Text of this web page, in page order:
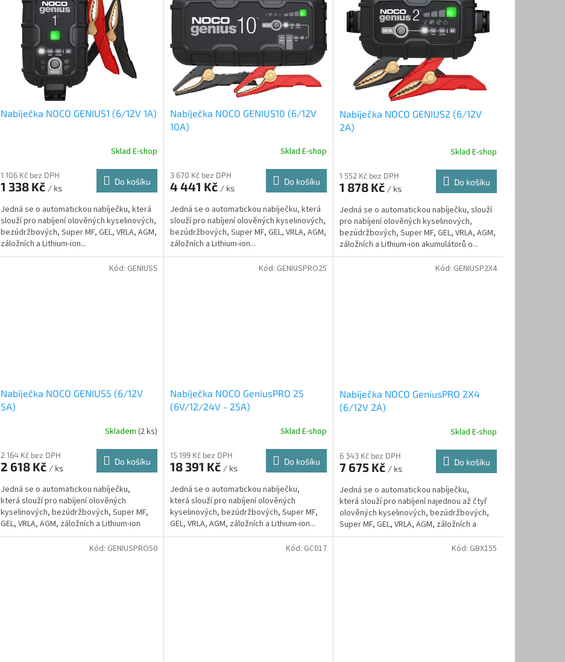
Nabíječka NOCO GENIUS1 (6/12V 1A)
Sklad E-shop
1 106 Kč bez DPH
1 338 Kč / ks
Do košíku
Jedná se o automatickou nabíječku, která
slouží pro nabíjení olověných kyselinových,
bezúdržbových, Super MF, GEL, VRLA, AGM,
záložních a Lithium-ion...
Nabíječka NOCO GENIUS10 (6/12V
10A)
Sklad E-shop
3 670 Kč bez DPH
4 441 Kč / ks
Do košíku
Jedná se o automatickou nabíječku, která
slouží pro nabíjení olověných kyselinových,
bezúdržbových, Super MF, GEL, VRLA, AGM,
záložních a Lithium-ion...
Nabíječka NOCO GENIUS2 (6/12V
2A)
Sklad E-shop
1 552 Kč bez DPH
1 878 Kč / ks
Do košíku
Jedná se o automatickou nabíječku, slouží
pro nabíjení olověných kyselinových,
bezúdržbových, Super MF, GEL, VRLA, AGM,
záložních a Lithium-ion akumulátorů o...
Nabíječka NOCO GENIUS5 (6/12V
5A)
Skladem (2 ks)
2 164 Kč bez DPH
2 618 Kč / ks
Do košíku
Jedná se o automatickou nabíječku,
která slouží pro nabíjení olověných
kyselinových, bezúdržbových, Super MF,
GEL, VRLA, AGM, záložních a Lithium-ion
akumulátorů o kapacitě do...
Kód: GENIUS5
Nabíječka NOCO GeniusPRO 25
(6V/12/24V - 25A)
Sklad E-shop
15 199 Kč bez DPH
18 391 Kč / ks
Do košíku
Jedná se o automatickou nabíječku,
která slouží pro nabíjení olověných
kyselinových, bezúdržbových, Super MF,
GEL, VRLA, AGM, záložních a Lithium-ion...
Kód: GENIUSPRO25
Nabíječka NOCO GeniusPRO 2X4
(6/12V 2A)
Sklad E-shop
6 343 Kč bez DPH
7 675 Kč / ks
Do košíku
Jedná se o automatickou nabíječku,
která slouží pro nabíjení najednou až čtyř
olověných kyselinových, bezúdržbových,
Super MF, GEL, VRLA, AGM, záložních a
Lithium-ion...
Kód: GENIUSP2X4
Kód: GENIUSPRO50 Kód: GC017 Kód: GBX155